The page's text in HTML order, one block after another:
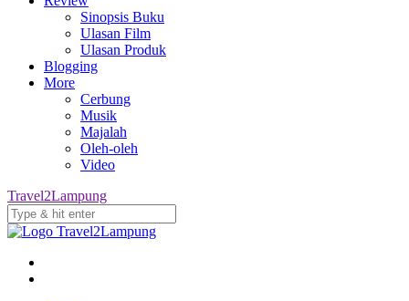
Sinopsis Buku
Ulasan Film
Ulasan Produk
Blogging
More
Cerbung
Musik
Majalah
Oleh-oleh
Video
Travel2Lampung